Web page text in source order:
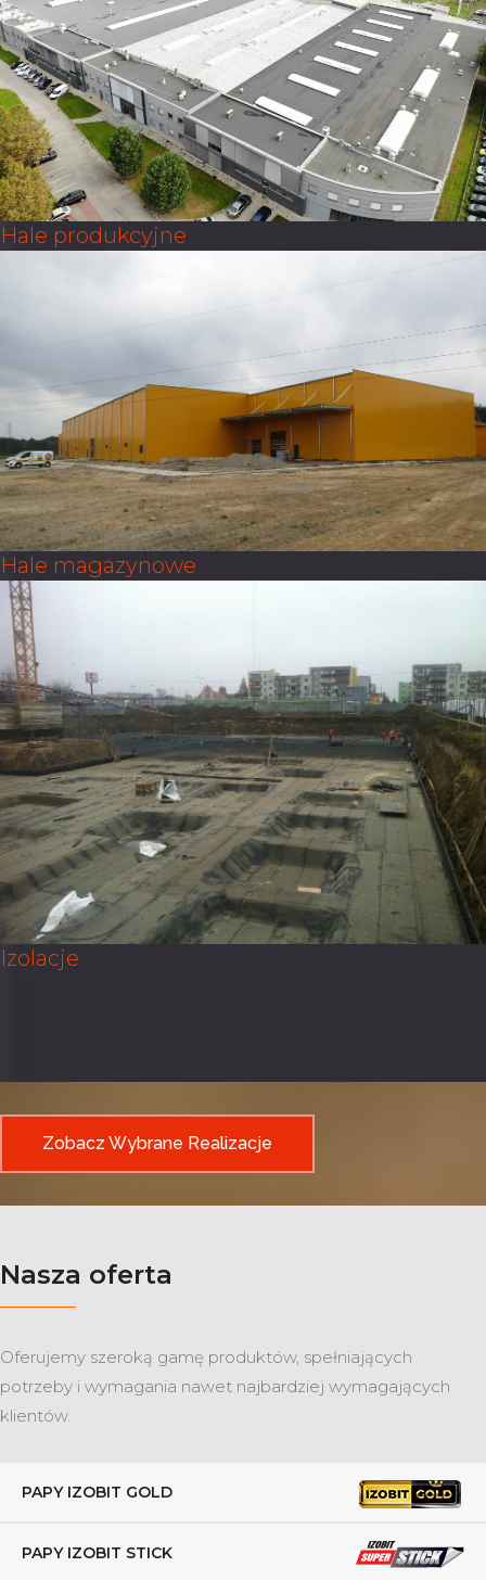
Hale produkcyjne
Hale magazynowe
Izolacje
Zobacz Wybrane Realizacje
Nasza oferta
Oferujemy szeroką gamę produktów, spełniających
potrzeby i wymagania nawet najbardziej wymagających
klientów.
PAPY IZOBIT GOLD
PAPY IZOBIT STICK